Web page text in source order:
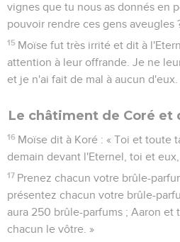
vignes que tu nous as donnés en
pouvoir rendre ces gens aveugles
15 Moïse fut très irrité et dit à
attention à leur offrande. Je ne
et je n'ai fait de mal à aucun d'eux.
Le châtiment de Coré et
16 Moïse dit à Koré : « Toi et toute
demain devant l'Eternel, toi et eux,
17 Prenez chacun votre brûle-
présentez chacun votre brûle-
aura 250 brûle-parfums ; Aaron et
chacun le vôtre. »